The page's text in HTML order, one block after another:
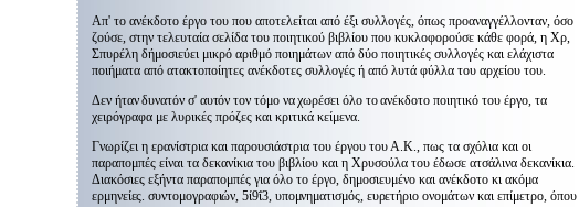
Απ' το ανέκδοτο έργο του που αποτελείται από έξι συλλογές, όπως προαναγγέλλονταν, όσο
ζούσε, στην τελευταία σελίδα του ποιητικού βιβλίου που κυκλοφορούσε κάθε φορά, η Χρ,
Σπυρέλη δήμοσιεύει μικρό αριθμό ποιημάτων από δύο ποιητικές συλλογές και ελάχιστα
ποιήματα από ατακτοποίητες ανέκδοτες συλλογές ή από λυτά φύλλα του αρχείου του.
Δεν ήταν δυνατόν σ' αυτόν τον τόμο να χωρέσει όλο το ανέκ­δοτο ποιητικό του έργο, τα
χειρόγραφα με λυρικές πρόζες και κριτικά κείμενα.
Γνωρίζει η ερανίστρια και παρουσιάστρια του έργου του Α.Κ., πως τα σχόλια και οι
παραπομπές είναι τα δεκανίκια του βιβλίου και η Χρυσούλα του έδωσε ατσάλινα δεκανίκια.
Διακόσιες εξήντα παραπομπές για όλο το έργο, δημοσιευμένο και ανέκδοτο κι ακόμα
ερμηνείες. συντομογραφιών, 5ί9ΐ3, υπομνηματισμός, ευρετήριο ονομάτων και επίμετρο, όπου